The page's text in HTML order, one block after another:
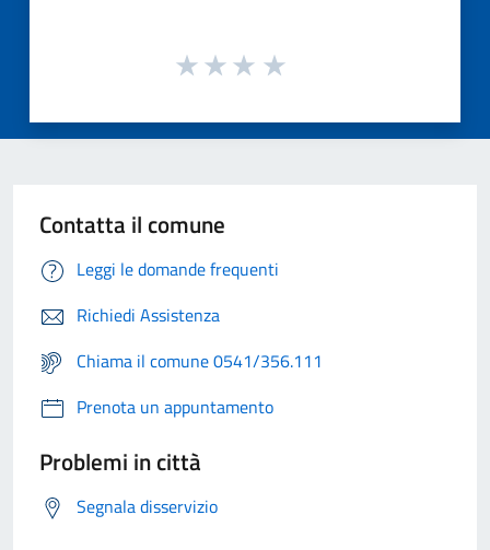
Contatta il comune
Leggi le domande frequenti
Richiedi Assistenza
Chiama il comune 0541/356.111
Prenota un appuntamento
Problemi in città
Segnala disservizio